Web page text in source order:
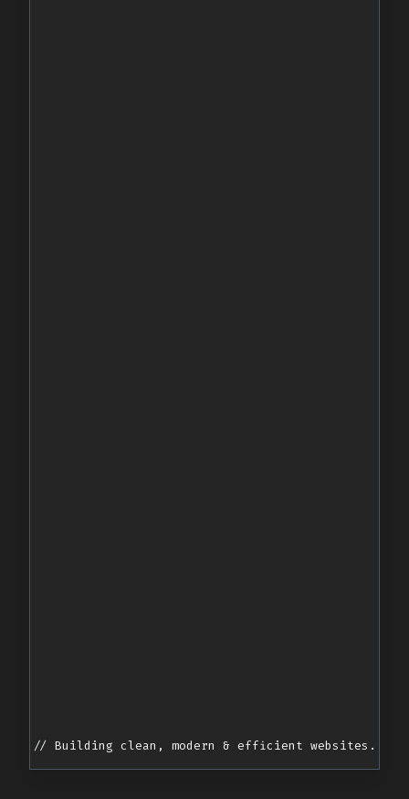
// Building clean, modern & efficient websites.